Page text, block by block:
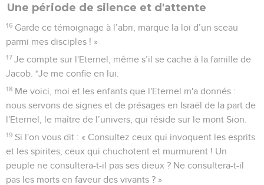
Une période de silence et d'attente
16 Garde ce témoignage à l’abri, marque la loi d’un sceau
parmi mes disciples ! »
17 Je compte sur l'Eternel, même s’il se cache à la famille de
Jacob. *Je me confie en lui.
18 Me voici, moi et les enfants que l'Eternel m'a donnés :
nous servons de signes et de présages en Israël de la part de
l'Eternel, le maître de l’univers, qui réside sur le mont Sion.
19 Si l'on vous dit : « Consultez ceux qui invoquent les esprits
et les spirites, ceux qui chuchotent et murmurent ! Un
peuple ne consultera-t-il pas ses dieux ? Ne consultera-t-il
pas les morts en faveur des vivants ? »